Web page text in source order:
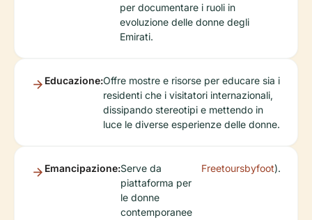
per documentare i ruoli in
evoluzione delle donne degli
Emirati.
Educazione:Offre mostre e risorse per educare sia i
residenti che i visitatori internazionali,
dissipando stereotipi e mettendo in
luce le diverse esperienze delle donne.
Emancipazione:Serve da
piattaforma per
le donne
contemporanee
Freetoursbyfoot).